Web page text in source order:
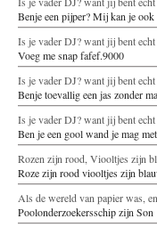
Benje een pijper? Mij kan je
Is je vader DJ? want jij bent echt
Voeg me snap fafef.9000
Is je vader DJ? want jij bent echt
Benje toevallig een jas zonder
Is je vader DJ? want jij bent echt
Ben je een gool wand je mag
Rozen zijn rood, Viooltjes zijn
Roze zijn rood viooltjes zijn
Als de wereld van papier was,
Poolonderzoekersschip zijn Son